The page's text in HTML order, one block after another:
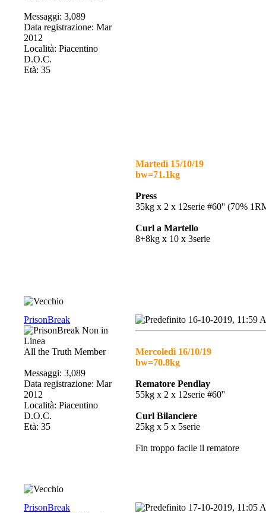
Messaggi: 3,089
Data registrazione: Mar
2012
Località: Piacentino
D.O.C.
Età: 35
Martedì 15/10/19
bw=71.1kg
Press
35kg x 2 x 12serie #60'' (70%
Curl a Martello
8+8kg x 10 x 3serie
PrisonBreak
All the Truth Member
Messaggi: 3,089
Data registrazione: Mar
2012
Località: Piacentino
D.O.C.
Età: 35
16-10-2019, 11:59
Mercoledì 16/10/19
bw=70.8kg
Rematore Pendlay
55kg x 2 x 12serie #60''
Curl Bilanciere
25kg x 5 x 5serie
Fin troppo facile il rematore
PrisonBreak 17-10-2019, 11:05